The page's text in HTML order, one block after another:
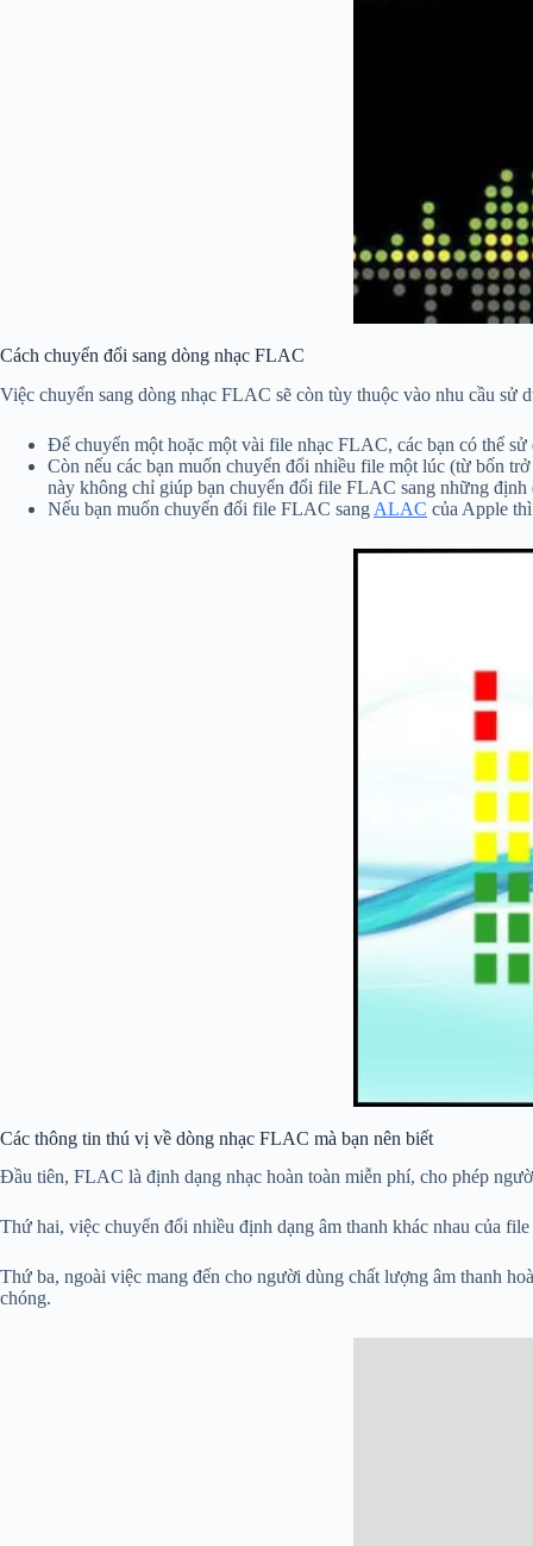
Cách chuyển đổi sang dòng nhạc FLAC
Việc chuyển sang dòng nhạc FLAC sẽ còn tùy thuộc vào nhu cầu sử
Để chuyển một hoặc một vài file nhạc FLAC, các bạn có thể
Còn nếu các bạn muốn chuyển đổi nhiều file một lúc (từ bốn
này không chỉ giúp bạn chuyển đổi file FLAC sang những
Nếu bạn muốn chuyển đổi file FLAC sang ALAC của Apple
Các thông tin thú vị về dòng nhạc FLAC mà bạn nên biết
Đầu tiên, FLAC là định dạng nhạc hoàn toàn miễn phí, cho phép
Thứ hai, việc chuyển đổi nhiều định dạng âm thanh khác nhau của
Thứ ba, ngoài việc mang đến cho người dùng chất lượng âm thanh
chóng.